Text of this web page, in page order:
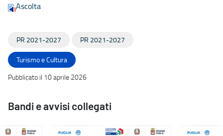
Ascolta
PR 2021-2027 PR 2021-2027
Turismo e Cultura
Pubblicato il 10 aprile 2026
Bandi e avvisi collegati